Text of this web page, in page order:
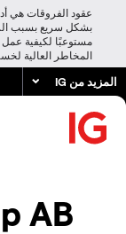
عقود الفروقات هي
بشكل سريع بسبب
مستوعبًا لكيفية عمل
المخاطر العالية
المزيد من IG
AB